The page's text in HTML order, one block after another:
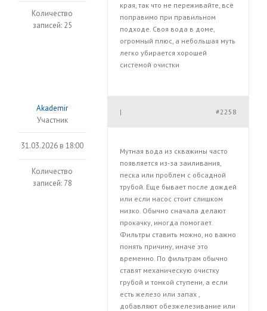
Количество
записей: 25
края, так что не переживайте, всё
поправимо при правильном
подходе. Своя вода в доме,
огромный плюс, а небольшая муть
легко убирается хорошей
системой очистки
Akademir
Участник
31.03.2026 в 18:00
Количество
записей: 78
#2258
|
Мутная вода из скважины часто
появляется из-за заиливания,
песка или проблем с обсадной
трубой. Еще бывает после дождей
или если насос стоит слишком
низко. Обычно сначала делают
прокачку, иногда помогает.
Фильтры ставить можно, но важно
понять причину, иначе это
временно. По фильтрам обычно
ставят механическую очистку
грубой и тонкой ступени, а если
есть железо или запах ,
добавляют обезжелезивание или